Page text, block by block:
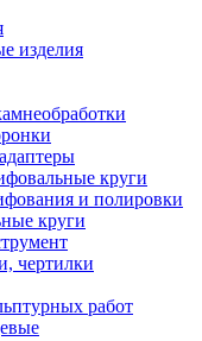
изделия
круги
и полировки
круги
чертилки
работ